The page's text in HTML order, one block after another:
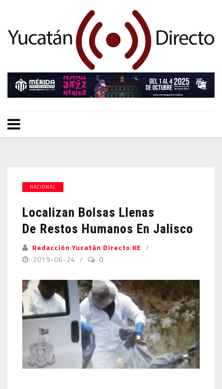
NACIONAL
Localizan Bolsas Llenas
De Restos Humanos En Jalisco
Redacción Yucatán Directo KE
2019-06-24
0